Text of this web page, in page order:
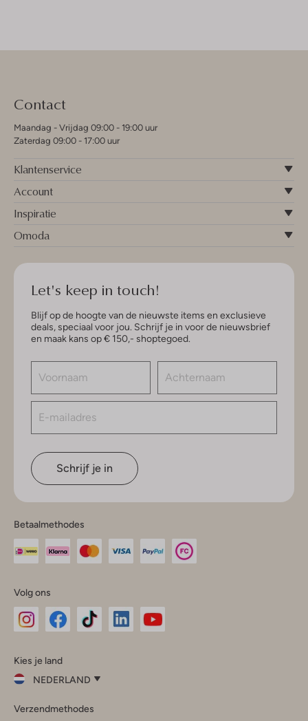
Contact
Maandag - Vrijdag 09:00 - 19:00 uur
Zaterdag 09:00 - 17:00 uur
Klantenservice
Account
Inspiratie
Omoda
Let's keep in touch!
Blijf op de hoogte van de nieuwste items en exclusieve
deals, speciaal voor jou. Schrijf je in voor de nieuwsbrief
en maak kans op € 150,- shoptegoed.
Schrijf je in
Betaalmethodes
Volg ons
InstagramFacebook
Kies je land
NEDERLAND
je
Verzendmethodes